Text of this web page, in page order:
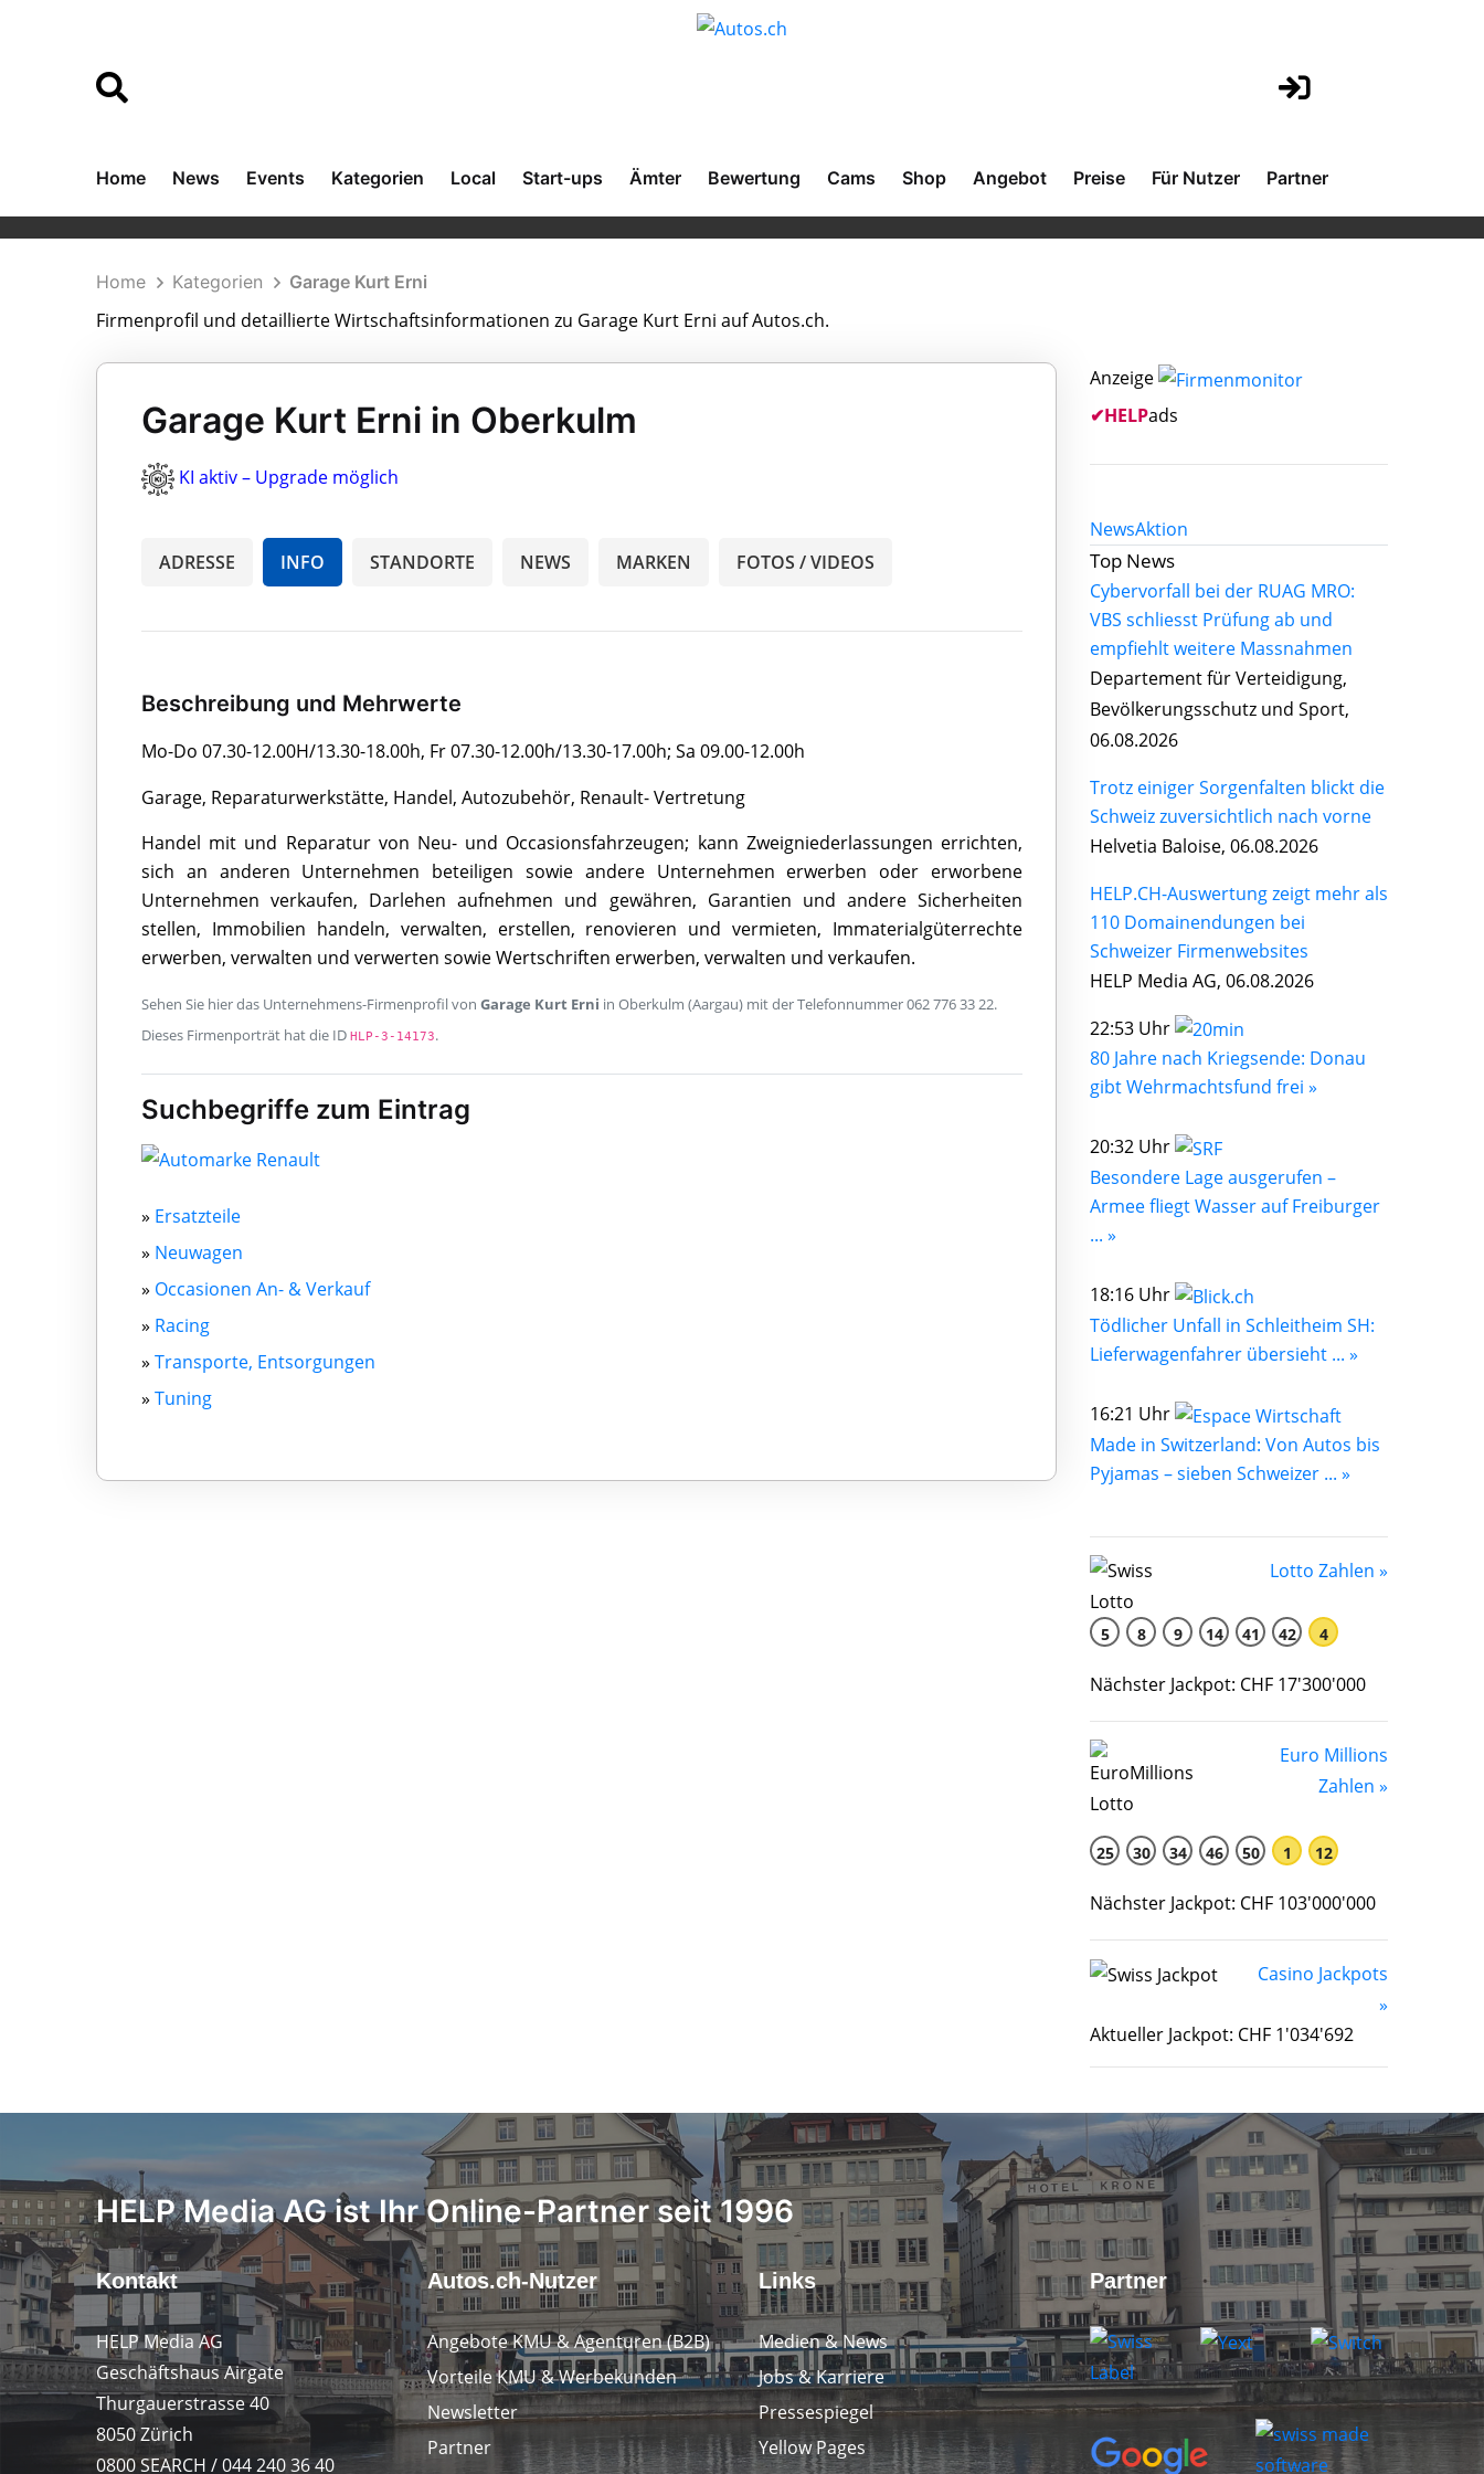
Home News Events Kategorien Local Start-ups Ämter Bewertung Cams Shop Angebot Preise Für Nutzer Partner
Home Kategorien Garage Kurt Erni
Firmenprofil und detaillierte Wirtschaftsinformationen zu Garage Kurt Erni auf Autos.ch.
Garage Kurt Erni in Oberkulm
KI aktiv – Upgrade möglich
ADRESSE INFO STANDORTE NEWS MARKEN FOTOS / VIDEOS
Beschreibung und Mehrwerte
Mo-Do 07.30-12.00H/13.30-18.00h, Fr 07.30-12.00h/13.30-17.00h; Sa 09.00-12.00h
Garage, Reparaturwerkstätte, Handel, Autozubehör, Renault- Vertretung
Handel mit und Reparatur von Neu- und Occasionsfahrzeugen; kann Zweigniederlassungen errichten,
sich an anderen Unternehmen beteiligen sowie andere Unternehmen erwerben oder erworbene
Unternehmen verkaufen, Darlehen aufnehmen und gewähren, Garantien und andere Sicherheiten
stellen, Immobilien handeln, verwalten, erstellen, renovieren und vermieten, Immaterialgüterrechte
erwerben, verwalten und verwerten sowie Wertschriften erwerben, verwalten und verkaufen.
Sehen Sie hier das Unternehmens-Firmenprofil von Garage Kurt Erni in Oberkulm (Aargau) mit der Telefonnummer 062 776 33 22.
Dieses Firmenporträt hat die ID HLP-3-14173.
Suchbegriffe zum Eintrag
» Ersatzteile
» Neuwagen
» Occasionen An- & Verkauf
» Racing
» Transporte, Entsorgungen
» Tuning
Anzeige
✔HELPads
NewsAktion
Top News
Cybervorfall bei der RUAG MRO:
VBS schliesst Prüfung ab und
empfiehlt weitere Massnahmen
Departement für Verteidigung,
Bevölkerungsschutz und Sport,
06.08.2026
Trotz einiger Sorgenfalten blickt die
Schweiz zuversichtlich nach vorne
Helvetia Baloise, 06.08.2026
HELP.CH-Auswertung zeigt mehr als
110 Domainendungen bei
Schweizer Firmenwebsites
HELP Media AG, 06.08.2026
22:53 Uhr
80 Jahre nach Kriegsende: Donau
gibt Wehrmachtsfund frei »
20:32 Uhr
Besondere Lage ausgerufen –
Armee fliegt Wasser auf Freiburger
... »
18:16 Uhr
Tödlicher Unfall in Schleitheim SH:
Lieferwagenfahrer übersieht ... »
16:21 Uhr
Made in Switzerland: Von Autos bis
Pyjamas – sieben Schweizer ... »
Lotto Zahlen »
5 8 9 14 41 42 4
Nächster Jackpot: CHF 17'300'000
Euro Millions
Zahlen »
25 30 34 46 50 1 12
Nächster Jackpot: CHF 103'000'000
Casino Jackpots
»
Aktueller Jackpot: CHF 1'034'692
HELP Media AG ist Ihr Online-Partner seit 1996
Kontakt
HELP Media AG
Geschäftshaus Airgate
Thurgauerstrasse 40
8050 Zürich
0800 SEARCH / 044 240 36 40
Autos.ch-Nutzer
Angebote KMU & Agenturen (B2B)
Vorteile KMU & Werbekunden
Newsletter
Partner
Links
Medien & News
Jobs & Karriere
Pressespiegel
Yellow Pages
Partner